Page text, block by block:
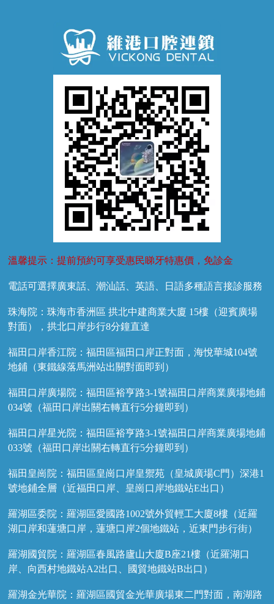
牙齦萎縮
溫馨提示：提前預約可享受惠民睇牙特惠價，免診金
電話可選擇廣東話、潮汕話、英語、日語多種語言接診服務
珠海院：珠海市香洲區 拱北中建商業大廈 15樓（迎賓廣場
對面），拱北口岸步行8分鐘直達
福田口岸香江院：福田區福田口岸正對面，海悅華城104號
地鋪（東鐵線落馬洲站出關對面即到）
福田口岸廣場院：福田區裕亨路3-1號福田口岸商業廣場地鋪
034號（福田口岸出關右轉直行5分鐘即到）
福田口岸星光院：福田區裕亨路3-1號福田口岸商業廣場地鋪
033號（福田口岸出關右轉直行5分鐘即到）
福田皇崗院：福田區皇崗口岸皇禦苑（皇城廣場C門）深港1
號地鋪全層（近福田口岸、皇崗口岸地鐵站E出口）
羅湖區委院：羅湖區愛國路1002號外貿輕工大廈8樓（近羅
湖口岸和蓮塘口岸，蓮塘口岸2個地鐵站，近東門步行街）
羅湖國貿院：羅湖區春風路廬山大廈B座21樓（近羅湖口
岸、向西村地鐵站A2出口、國貿地鐵站B出口）
羅湖金光華院：羅湖區國貿金光華廣場東二門對面，南湖路